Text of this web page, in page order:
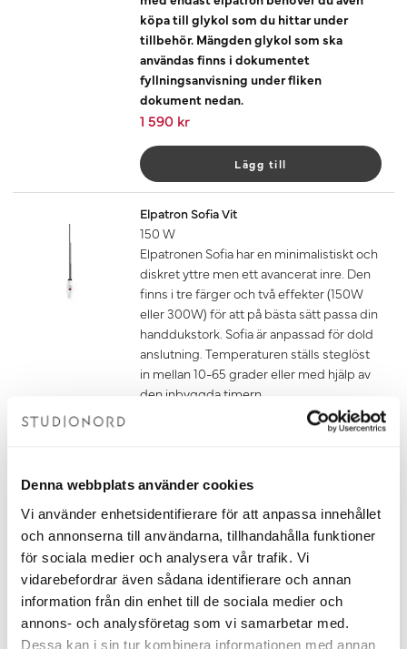
Denna webbplats använder cookies
Vi använder enhetsidentifierare för att anpassa innehållet
och annonserna till användarna, tillhandahålla funktioner
för sociala medier och analysera vår trafik. Vi
vidarebefordrar även sådana identifierare och annan
information från din enhet till de sociala medier och
annons- och analysföretag som vi samarbetar med.
Dessa kan i sin tur kombinera informationen med annan
köpa till glykol som du hittar under
tillbehör. Mängden glykol som ska
användas finns i dokumentet
fyllningsanvisning under fliken
dokument nedan.
1 590 kr
Lägg till
Elpatron Sofia Vit
150 W
Elpatronen Sofia har en minimalistiskt och
diskret yttre men ett avancerat inre. Den
finns i tre färger och två effekter (150W
eller 300W) för att på bästa sätt passa din
handdukstork. Sofia är anpassad för dold
anslutning. Temperaturen ställs steglöst
in mellan 10-65 grader eller med hjälp av
den inbyggda timern.
Om du ska ansluta din handdukstork
med endast elpatron behöver du även
användas finns i dokumentet
fyllningsanvisning under fliken
dokument nedan.
1 850 kr
Lägg till